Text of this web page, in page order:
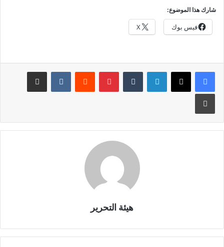
شارك هذا الموضوع:
فيس بوك X
لينكدإن بينتيريست مشاركة عبر البريد
طباعة
هيئة التحرير